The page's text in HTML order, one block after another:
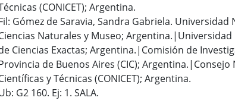
(CONICET); Argentina.
Gómez de Saravia, Sandra Gabriela. Universidad
Naturales y Museo; Argentina.|Universidad
Ciencias Exactas; Argentina.|Comisión de
de Buenos Aires (CIC);
y Técnicas (CONICET); Argentina.
G2 160. Ej: 1. SALA.